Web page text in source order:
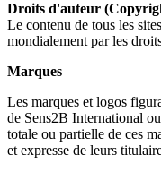
Droits d'auteur
Le contenu de tous les
mondialement par les
Marques
Les marques et logos
de Sens2B International
totale ou partielle de ces
et expresse de leurs